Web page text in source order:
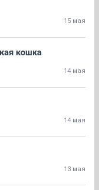
15 мая
кошка
14 мая
14 мая
13 мая